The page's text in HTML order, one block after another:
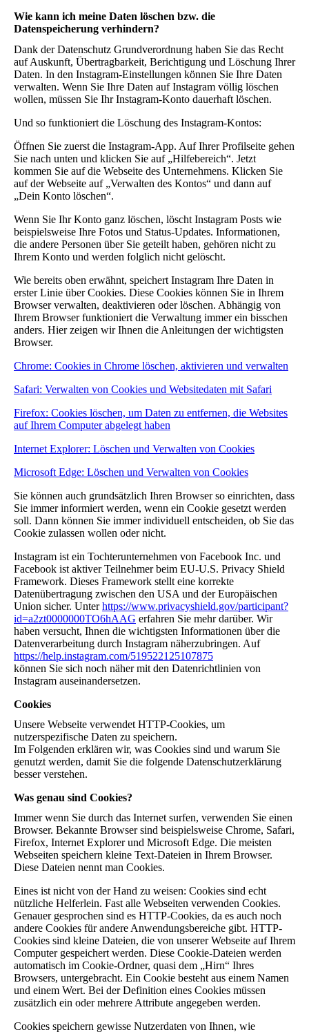
Wie kann ich meine Daten löschen bzw. die
Datenspeicherung verhindern?
Dank der Datenschutz Grundverordnung haben Sie das Recht
auf Auskunft, Übertragbarkeit, Berichtigung und Löschung Ihrer
Daten. In den Instagram-Einstellungen können Sie Ihre Daten
verwalten. Wenn Sie Ihre Daten auf Instagram völlig löschen
wollen, müssen Sie Ihr Instagram-Konto dauerhaft löschen.
Und so funktioniert die Löschung des Instagram-Kontos:
Öffnen Sie zuerst die Instagram-App. Auf Ihrer Profilseite gehen
Sie nach unten und klicken Sie auf „Hilfebereich“. Jetzt
kommen Sie auf die Webseite des Unternehmens. Klicken Sie
auf der Webseite auf „Verwalten des Kontos“ und dann auf
„Dein Konto löschen“.
Wenn Sie Ihr Konto ganz löschen, löscht Instagram Posts wie
beispielsweise Ihre Fotos und Status-Updates. Informationen,
die andere Personen über Sie geteilt haben, gehören nicht zu
Ihrem Konto und werden folglich nicht gelöscht.
Wie bereits oben erwähnt, speichert Instagram Ihre Daten in
erster Linie über Cookies. Diese Cookies können Sie in Ihrem
Browser verwalten, deaktivieren oder löschen. Abhängig von
Ihrem Browser funktioniert die Verwaltung immer ein bisschen
anders. Hier zeigen wir Ihnen die Anleitungen der wichtigsten
Browser.
Chrome: Cookies in Chrome löschen, aktivieren und verwalten
Safari: Verwalten von Cookies und Websitedaten mit Safari
Firefox: Cookies löschen, um Daten zu entfernen, die Websites
auf Ihrem Computer abgelegt haben
Internet Explorer: Löschen und Verwalten von Cookies
Microsoft Edge: Löschen und Verwalten von Cookies
Sie können auch grundsätzlich Ihren Browser so einrichten, dass
Sie immer informiert werden, wenn ein Cookie gesetzt werden
soll. Dann können Sie immer individuell entscheiden, ob Sie das
Cookie zulassen wollen oder nicht.
Instagram ist ein Tochterunternehmen von Facebook Inc. und
Facebook ist aktiver Teilnehmer beim EU-U.S. Privacy Shield
Framework. Dieses Framework stellt eine korrekte
Datenübertragung zwischen den USA und der Europäischen
Union sicher. Unterhttps://www.privacyshield.gov/participant?
id=a2zt0000000TO6hAAG erfahren Sie mehr darüber. Wir
haben versucht, Ihnen die wichtigsten Informationen über die
Datenverarbeitung durch Instagram näherzubringen. Auf
https://help.instagram.com/519522125107875
können Sie sich noch näher mit den Datenrichtlinien von
Instagram auseinandersetzen.
Cookies
Unsere Webseite verwendet HTTP-Cookies, um
nutzerspezifische Daten zu speichern.
Im Folgenden erklären wir, was Cookies sind und warum Sie
genutzt werden, damit Sie die folgende Datenschutzerklärung
besser verstehen.
Was genau sind Cookies?
Immer wenn Sie durch das Internet surfen, verwenden Sie einen
Browser. Bekannte Browser sind beispielsweise Chrome, Safari,
Firefox, Internet Explorer und Microsoft Edge. Die meisten
Webseiten speichern kleine Text-Dateien in Ihrem Browser.
Diese Dateien nennt man Cookies.
Eines ist nicht von der Hand zu weisen: Cookies sind echt
nützliche Helferlein. Fast alle Webseiten verwenden Cookies.
Genauer gesprochen sind es HTTP-Cookies, da es auch noch
andere Cookies für andere Anwendungsbereiche gibt. HTTP-
Cookies sind kleine Dateien, die von unserer Webseite auf Ihrem
Computer gespeichert werden. Diese Cookie-Dateien werden
automatisch im Cookie-Ordner, quasi dem „Hirn“ Ihres
Browsers, untergebracht. Ein Cookie besteht aus einem Namen
und einem Wert. Bei der Definition eines Cookies müssen
zusätzlich ein oder mehrere Attribute angegeben werden.
Cookies speichern gewisse Nutzerdaten von Ihnen, wie